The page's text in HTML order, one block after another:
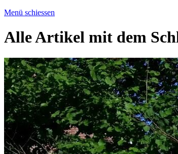
Menü schiessen
Alle Artikel mit dem